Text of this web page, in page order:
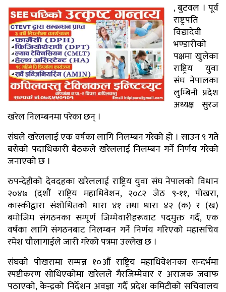
, बुटवल । पूर्व
राष्ट्रपति
विद्यादेवी
भण्डारीको
पक्षमा खुलेका
राष्ट्रिय युवा
संघ नेपालका
लुम्बिनी प्रदेश
अध्यक्ष सुरज
खरेल निलम्बनमा परेका छन् ।
संघले खरेललाई एक वर्षका लागि निलम्बन गरेको हो । साउन ९ गते
बसेको पदाधिकारी बैठकले खरेललाई निलम्बन गर्ने निर्णय गरेको
जनाएको छ ।
रुपन्देहीको देवदहका खरेललाई राष्ट्रिय युवा संघ नेपालको विधान
२०४७ (दशौं राष्ट्रिय महाधिवेशन, २०८२ जेठ ९-११, पोखरा,
कास्कीद्वारा संशोधितको धारा ४१ तथा धारा ४२ (क) र (ख)
बमोजिम संगठनका सम्पूर्ण जिम्मेवारीहरूवाट पदमुक्त गर्दै, एक
वर्षका लागि संगठनबाट निलम्बन गर्ने निर्णय गरिएको महासचिव
रमेश चौलागाईले जारी गरेको पत्रमा उल्लेख छ ।
संघको पोखरामा सम्पन्न १०औं राष्ट्रिय महाधिवेशनका सन्दर्भमा
स्पष्टीकरण सोधिएकोमा खरेलले गैरजिम्मेवार र अराजक जवाफ
पठाएको, केन्द्रको निर्देशन अवज्ञा गर्दै प्रदेश कमिटीको सचिवालय